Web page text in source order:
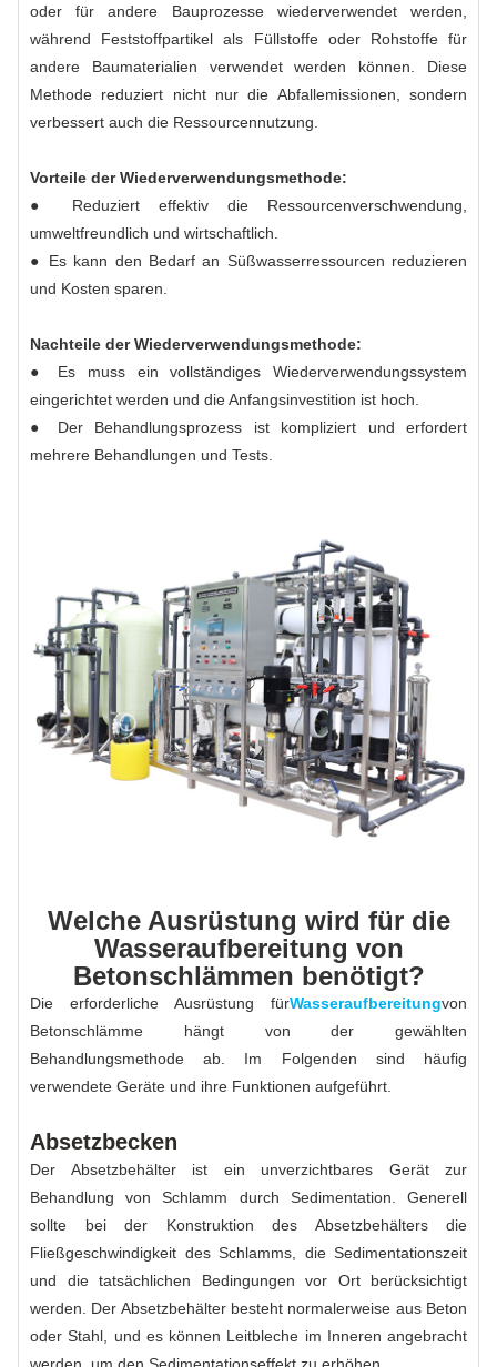
oder für andere Bauprozesse wiederverwendet werden,
während Feststoffpartikel als Füllstoffe oder Rohstoffe für
andere Baumaterialien verwendet werden können. Diese
Methode reduziert nicht nur die Abfallemissionen, sondern
verbessert auch die Ressourcennutzung.
Vorteile der Wiederverwendungsmethode:
● Reduziert effektiv die Ressourcenverschwendung,
umweltfreundlich und wirtschaftlich.
● Es kann den Bedarf an Süßwasserressourcen reduzieren
und Kosten sparen.
Nachteile der Wiederverwendungsmethode:
● Es muss ein vollständiges Wiederverwendungssystem
eingerichtet werden und die Anfangsinvestition ist hoch.
● Der Behandlungsprozess ist kompliziert und erfordert
mehrere Behandlungen und Tests.
Welche Ausrüstung wird für die
Wasseraufbereitung von
Betonschlämmen benötigt?
Die erforderliche Ausrüstung fürWasseraufbereitungvon
Betonschlämme hängt von der gewählten
Behandlungsmethode ab. Im Folgenden sind häufig
verwendete Geräte und ihre Funktionen aufgeführt.
Absetzbecken
Der Absetzbehälter ist ein unverzichtbares Gerät zur
Behandlung von Schlamm durch Sedimentation. Generell
sollte bei der Konstruktion des Absetzbehälters die
Fließgeschwindigkeit des Schlamms, die Sedimentationszeit
und die tatsächlichen Bedingungen vor Ort berücksichtigt
werden. Der Absetzbehälter besteht normalerweise aus Beton
oder Stahl, und es können Leitbleche im Inneren angebracht
werden, um den Sedimentationseffekt zu erhöhen.